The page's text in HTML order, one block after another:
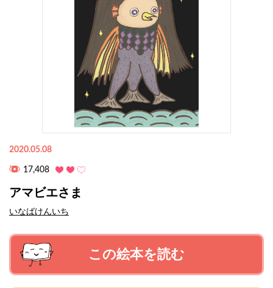
2020.05.08
17,408
アマビエさま
いなばけんいち
この絵本を読む